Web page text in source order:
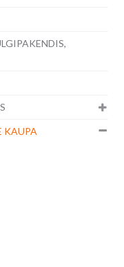
KAUPA